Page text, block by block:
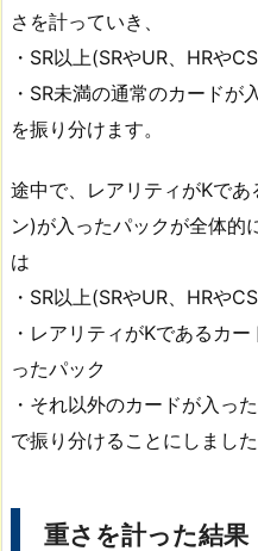
さを計っていき、
・SR以上(SRやUR、HRや
・SR未満の通常のカードが
を振り分けます。
途中で、レアリティがKで
ン)が入ったパックが全体的
は
・SR以上(SRやUR、HRや
・レアリティがKであるカ
ったパック
・それ以外のカードが入っ
で振り分けることにしました
重さを計った結果